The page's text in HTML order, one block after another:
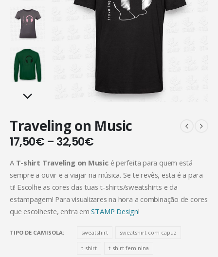
Traveling on Music
17,50€ – 32,50€
A T-shirt Traveling on Music é perfeita para quem está
sempre a ouvir e a viajar na música. Se te revês, esta é a para
ti! Escolhe as cores das tuas t-shirts/sweatshirts e da
estampagem! Para visualizares na hora a combinação de cores
que escolheste, entra emSTAMP Design!
TIPO DE CAMISOLA sweatshirt sweatshirt com capuz
t-shirt t-shirt feminina